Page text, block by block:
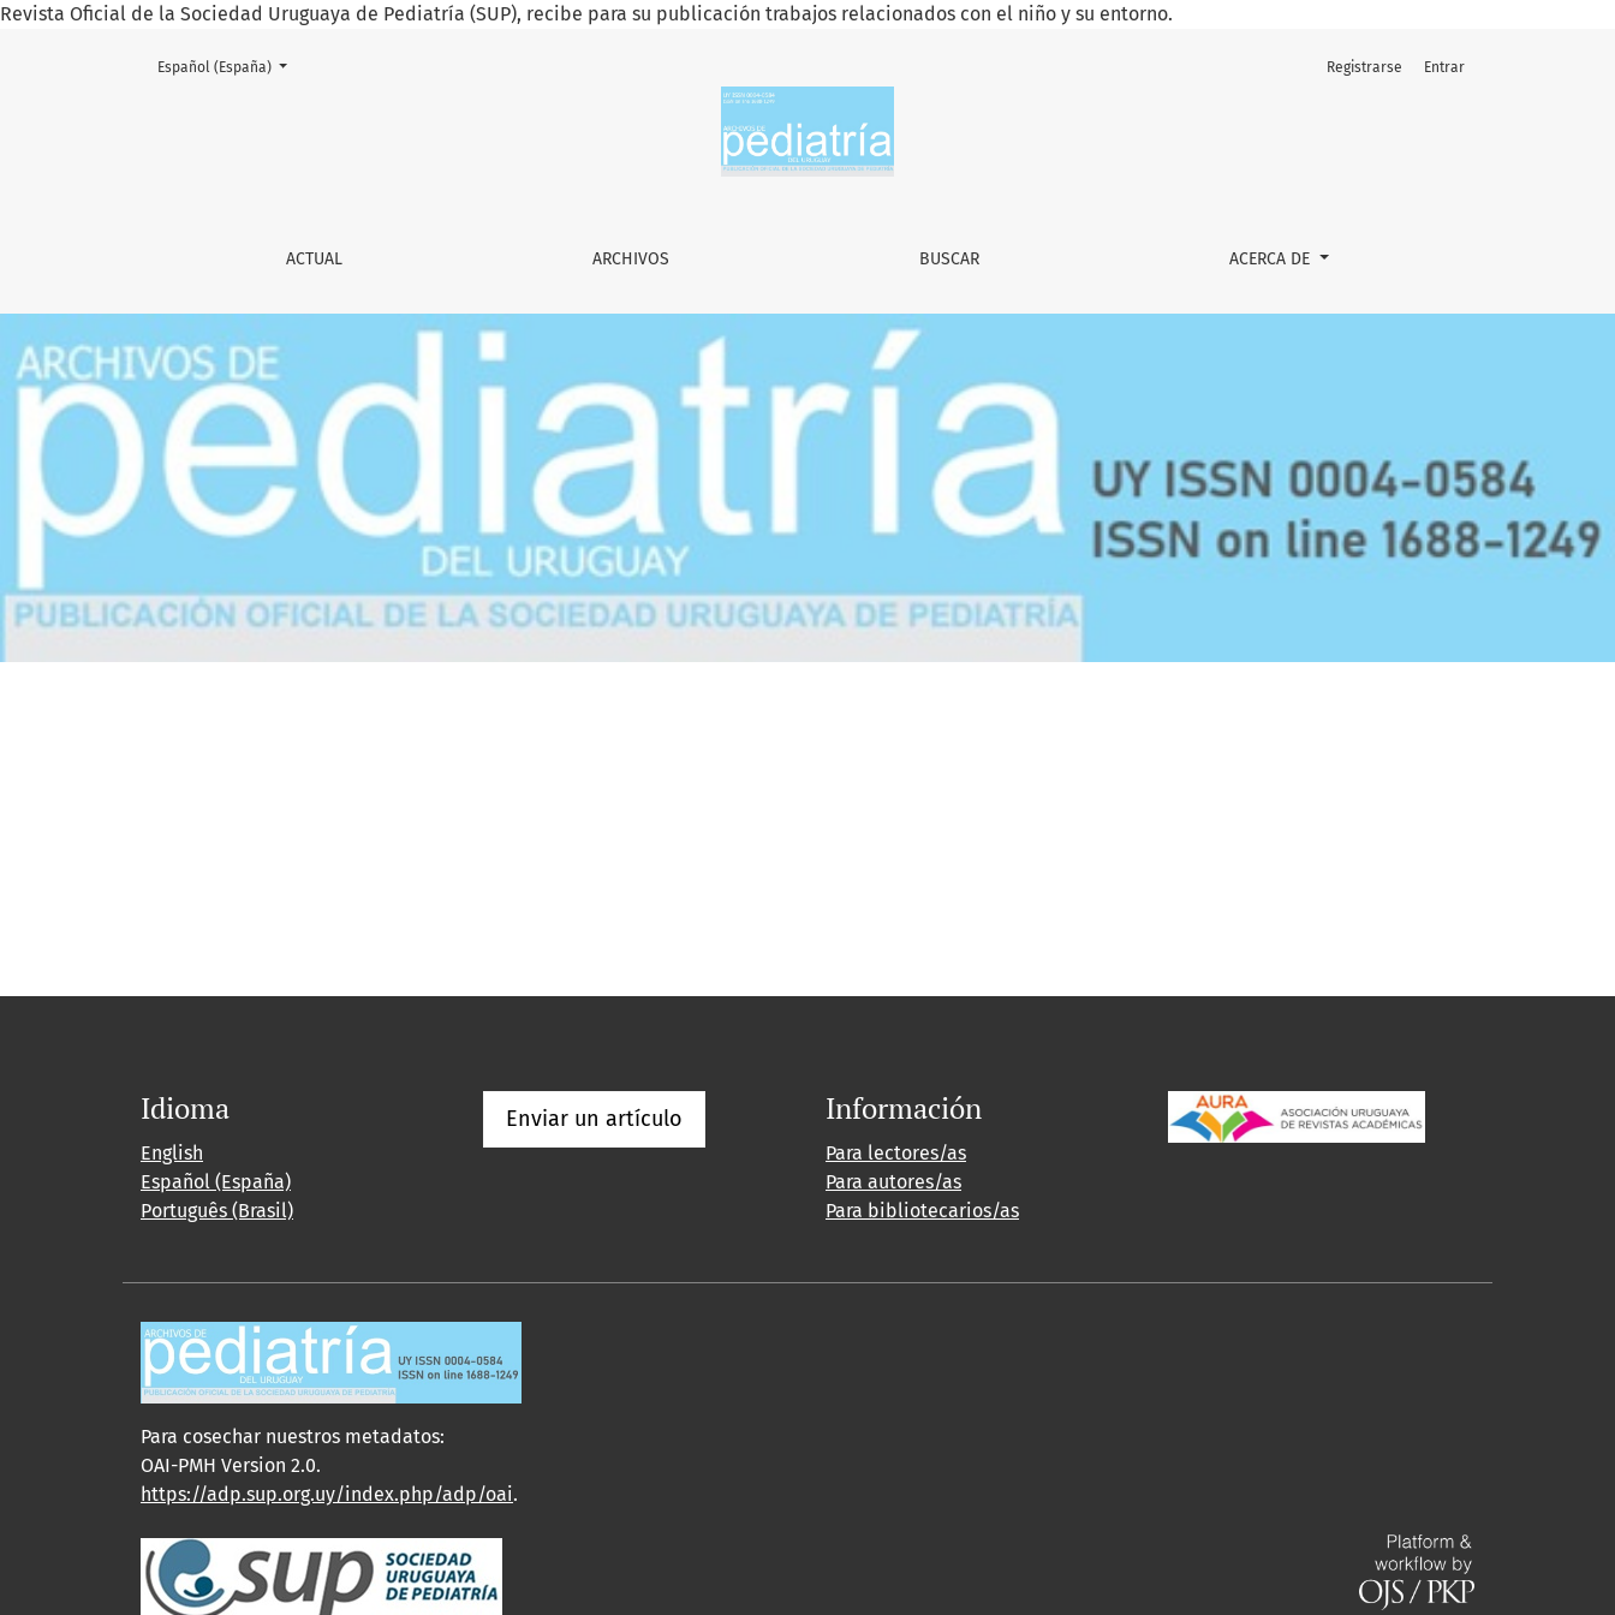
Revista Oficial de la Sociedad Uruguaya de Pediatría (SUP), recibe para su publicación trabajos relacionados con el niño y su entorno.
Archivos de Pediatría del Uruguay
ACTUAL ARCHIVOS BUSCAR ACERCA DE
Registrarse Entrar
Cambiar el idioma. El actual es:
Español (España)
Idioma
English
Español (España)
Português (Brasil)
Enviar un artículo Información
Para lectores/as
Para autores/as
Para bibliotecarios/as
Para cosechar nuestros metadatos:
OAI-PMH Version 2.0.
https://adp.sup.org.uy/index.php/adp/oai.